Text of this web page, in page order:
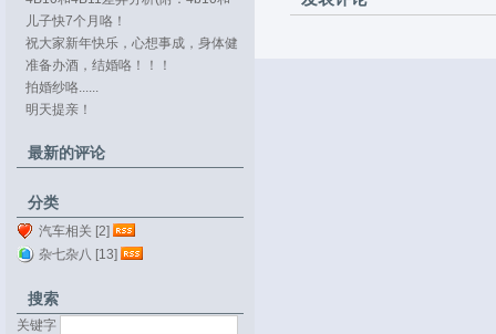
4b11...
儿子快7个月咯！
祝大家新年快乐，心想事成，身体健
康。
准备办酒，结婚咯！！！
拍婚纱咯......
明天提亲！
最新的评论
分类
汽车相关 [2]
杂七杂八 [13]
搜索
关键字